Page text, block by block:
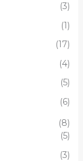
(3)
(1)
(17)
(4)
(5)
(6)
(8)
(5)
(3)